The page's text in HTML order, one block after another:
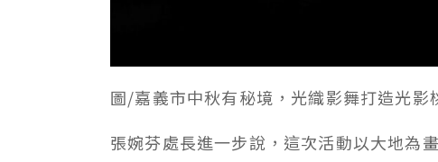
圖/嘉義市中秋有秘境，光織影舞打造光
張婉芬處長進一步說，這次活動以大地為